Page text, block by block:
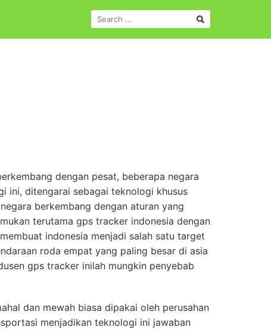
SEARCH
FOR:
dengan pesat, beberapa negara
ini, ditengarai sebagai teknologi khusus
berkembang dengan aturan yang
terutama gps tracker indonesia dengan
indonesia menjadi salah satu target
roda empat yang paling besar di asia
gps tracker inilah mungkin penyebab
dan mewah biasa dipakai oleh perusahan
menjadikan teknologi ini jawaban